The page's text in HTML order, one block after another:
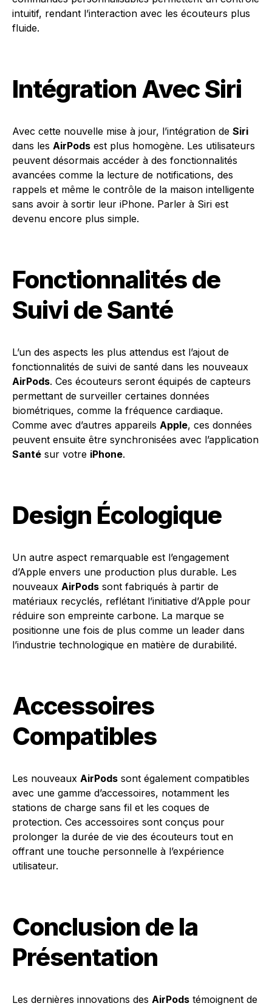
intuitif, rendant l’interaction avec les écouteurs plus
fluide.
Intégration Avec Siri
Avec cette nouvelle mise à jour, l’intégration de Siri
dans les AirPods est plus homogène. Les utilisateurs
peuvent désormais accéder à des fonctionnalités
avancées comme la lecture de notifications, des
rappels et même le contrôle de la maison intelligente
sans avoir à sortir leur iPhone. Parler à Siri est
devenu encore plus simple.
Fonctionnalités de
Suivi de Santé
L’un des aspects les plus attendus est l’ajout de
fonctionnalités de suivi de santé dans les nouveaux
AirPods. Ces écouteurs seront équipés de capteurs
permettant de surveiller certaines données
biométriques, comme la fréquence cardiaque.
Comme avec d’autres appareils Apple, ces données
peuvent ensuite être synchronisées avec l’application
Santé sur votre iPhone.
Design Écologique
Un autre aspect remarquable est l’engagement
d’Apple envers une production plus durable. Les
nouveaux AirPods sont fabriqués à partir de
matériaux recyclés, reflétant l’initiative d’Apple pour
réduire son empreinte carbone. La marque se
positionne une fois de plus comme un leader dans
l’industrie technologique en matière de durabilité.
Accessoires
Compatibles
Les nouveaux AirPods sont également compatibles
avec une gamme d’accessoires, notamment les
stations de charge sans fil et les coques de
protection. Ces accessoires sont conçus pour
prolonger la durée de vie des écouteurs tout en
offrant une touche personnelle à l’expérience
utilisateur.
Conclusion de la
Présentation
Les dernières innovations des AirPods témoignent de